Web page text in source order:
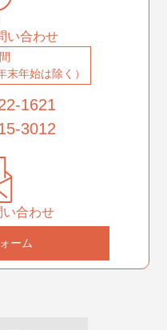
い合わせ
年始は除く）
1621
3012
合わせ
ーム